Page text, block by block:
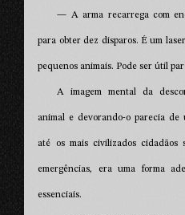
— A arma recarrega com
para obter dez disparos. É um
pequenos animais. Pode ser útil
A imagem mental da
animal e devorando-o parecia de
até os mais civilizados cidadãos
emergências, era uma forma
essenciais.